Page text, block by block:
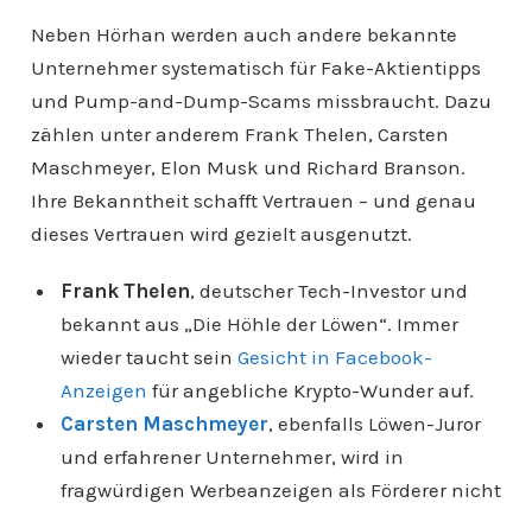
Neben Hörhan werden auch andere bekannte
Unternehmer systematisch für Fake-Aktientipps
und Pump-and-Dump-Scams missbraucht. Dazu
zählen unter anderem Frank Thelen, Carsten
Maschmeyer, Elon Musk und Richard Branson.
Ihre Bekanntheit schafft Vertrauen – und genau
dieses Vertrauen wird gezielt ausgenutzt.
Frank Thelen, deutscher Tech-Investor und
bekannt aus „Die Höhle der Löwen“. Immer
wieder taucht sein Gesicht in Facebook-
Anzeigen für angebliche Krypto-Wunder auf.
Carsten Maschmeyer, ebenfalls Löwen-Juror
und erfahrener Unternehmer, wird in
fragwürdigen Werbeanzeigen als Förderer nicht